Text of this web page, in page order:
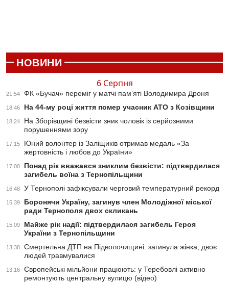
НОВИНИ
6 Серпня
21:54 ФК «Бучач» переміг у матчі пам’яті Володимира Дроня
18:46 На 44-му році життя помер учасник АТО з Козівщини
18:24
На Зборівщині безвісти зник чоловік із серйозними
порушеннями зору
17:15
Юний волонтер із Заліщиків отримав медаль «За
жертовність і любов до України»
17:00
Понад рік вважався зниклим безвісти: підтвердилася
загибель воїна з Тернопільщини
16:48 У Тернополі зафіксували черговий температурний рекорд
15:39
Боронячи Україну, загинув член Молодіжної міської
ради Тернополя двох скликань
15:09
Майже рік надії: підтвердилася загибель Героя
України з Тернопільщини
13:38
Смертельна ДТП на Підволочищині: загинула жінка, двоє
людей травмувалися
13:16
Європейські мільйони працюють: у Теребовлі активно
ремонтують центральну вулицю (відео)